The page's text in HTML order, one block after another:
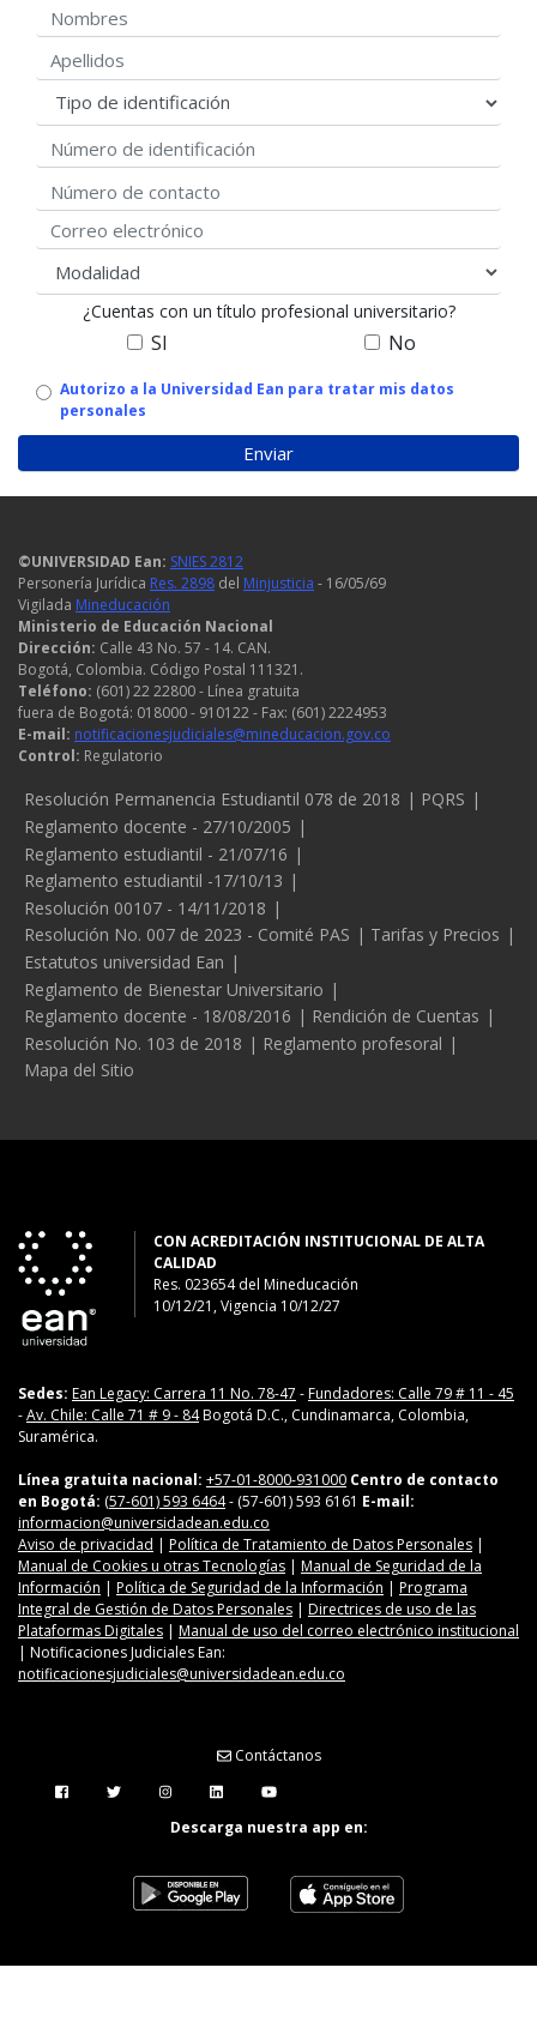
Nombres
Apellidos
Tipo de identificación
Número de identificación
Número de contacto
Correo electrónico
modalidad
¿Cuentas con un título profesional universitario?
SI No
Autorizo
uso
de
personales
Autorizo a la Universidad Ean para tratar mis datos
personales
©UNIVERSIDAD Ean: SNIES 2812
Personería Jurídica Res. 2898 del Minjusticia - 16/05/69
Vigilada Mineducación
Ministerio de Educación Nacional
Dirección: Calle 43 No. 57 - 14. CAN.
Bogotá, Colombia. Código Postal 111321.
Teléfono: (601) 22 22800 - Línea gratuita
fuera de Bogotá: 018000 - 910122 - Fax: (601) 2224953
E-mail: notificacionesjudiciales@mineducacion.gov.co
Control: Regulatorio
Legales
Resolución Permanencia Estudiantil 078 de 2018
PQRS
Reglamento docente - 27/10/2005
Reglamento estudiantil - 21/07/16
Reglamento estudiantil -17/10/13
Resolución 00107 - 14/11/2018
Resolución No. 007 de 2023 - Comité PAS
Tarifas y Precios
Estatutos universidad Ean
Reglamento de Bienestar Universitario
Reglamento docente - 18/08/2016
Rendición de Cuentas
Resolución No. 103 de 2018
Reglamento profesoral
Mapa del Sitio
CON ACREDITACIÓN INSTITUCIONAL DE ALTA
CALIDAD
Res. 023654del Mineducación
10/12/21, Vigencia 10/12/27
Sedes: Ean Legacy: Carrera 11 No. 78-47 -Fundadores: Calle 79 # 11 - 45
-Av. Chile: Calle 71 # 9 - 84Bogotá D.C., Cundinamarca, Colombia,
Suramérica.
Línea gratuita nacional: +57-01-8000-931000 Centro de contacto
en Bogotá: (57-601) 593 6464- (57-601) 593 6161 E-mail:
informacion@universidadean.edu.co
Aviso de privacidad | Política de Tratamiento de Datos Personales |
Manual de Cookies u otras Tecnologías | Manual de Seguridad de la
Información | Política de Seguridad de la Información | Programa
Integral de Gestión de Datos Personales | Directrices de uso de las
Plataformas Digitales | Manual de uso del correo electrónico institucional
| Notificaciones Judiciales Ean:
notificacionesjudiciales@universidadean.edu.co
Contáctanos
Descarga nuestra app en: